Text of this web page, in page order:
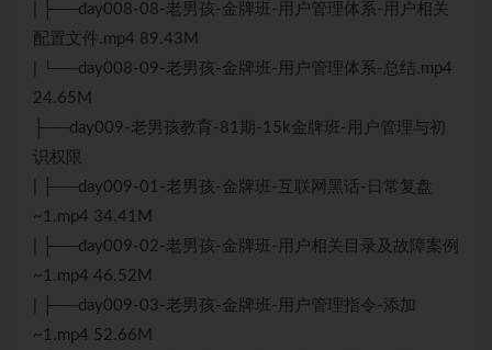
| ├──day008-08-老男孩-金牌班-用户管理体系-用户相关
配置文件.mp4 89.43M
| └──day008-09-老男孩-金牌班-用户管理体系-总结.mp4
24.65M
├──day009-老男孩教育-81期-15k金牌班-用户管理与初
识权限
| ├──day009-01-老男孩-金牌班-互联网黑话-日常复盘
~1.mp4 34.41M
| ├──day009-02-老男孩-金牌班-用户相关目录及故障案例
~1.mp4 46.52M
| ├──day009-03-老男孩-金牌班-用户管理指令-添加
~1.mp4 52.66M